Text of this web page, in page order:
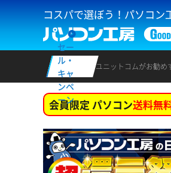
コスパで選ぼう！パソコン
セー
ル・
キャ
ンペ
ーン
ユニットコムがお勧め
会員限定 パソコン送料無